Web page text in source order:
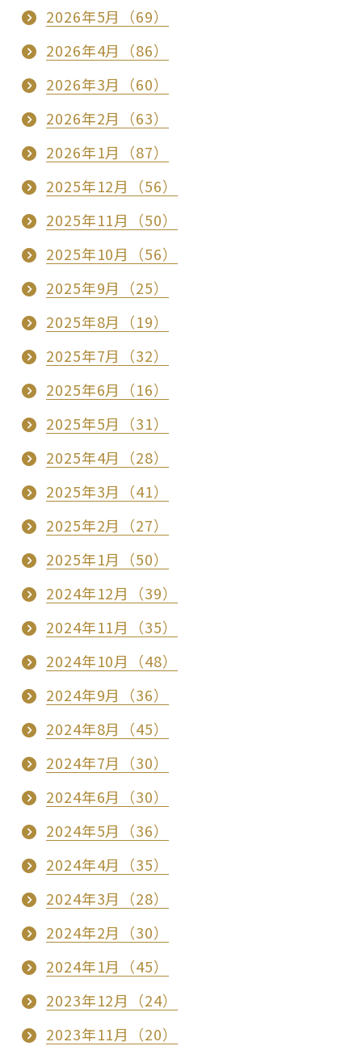
2026年5月（69）
2026年4月（86）
2026年3月（60）
2026年2月（63）
2026年1月（87）
2025年12月（56）
2025年11月（50）
2025年10月（56）
2025年9月（25）
2025年8月（19）
2025年7月（32）
2025年6月（16）
2025年5月（31）
2025年4月（28）
2025年3月（41）
2025年2月（27）
2025年1月（50）
2024年12月（39）
2024年11月（35）
2024年10月（48）
2024年9月（36）
2024年8月（45）
2024年7月（30）
2024年6月（30）
2024年5月（36）
2024年4月（35）
2024年3月（28）
2024年2月（30）
2024年1月（45）
2023年12月（24）
2023年11月（20）